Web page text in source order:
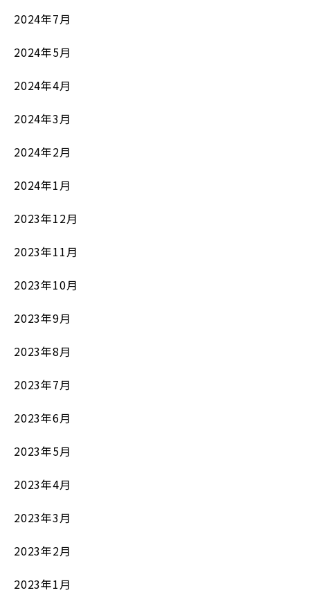
2024年7月
2024年5月
2024年4月
2024年3月
2024年2月
2024年1月
2023年12月
2023年11月
2023年10月
2023年9月
2023年8月
2023年7月
2023年6月
2023年5月
2023年4月
2023年3月
2023年2月
2023年1月